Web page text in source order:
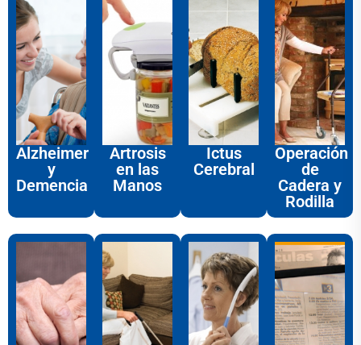
Alzheimer
y
Demencia
Artrosis
en las
Manos
Ictus
Cerebral
Operación
de
Cadera y
Rodilla